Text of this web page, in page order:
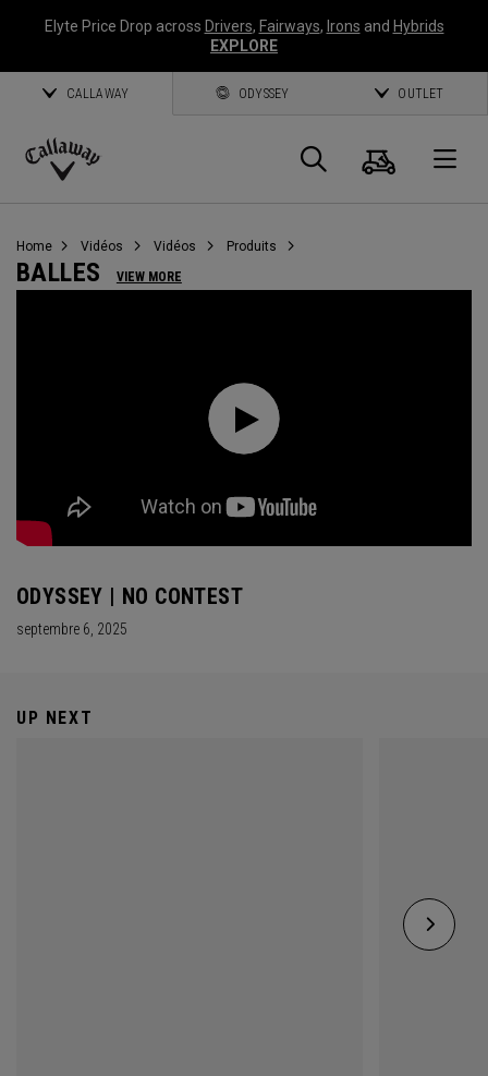
Elyte Price Drop across Drivers, Fairways, Irons and Hybrids
EXPLORE
CALLAWAY ODYSSEY OUTLET
Callaway
Panier
Home Vidéos Vidéos Produits
BALLES VIEW MORE
ODYSSEY | NO CONTEST
septembre 6, 2025
UP NEXT